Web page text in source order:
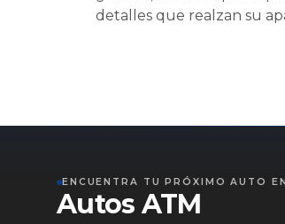
detalles que realzan su
ENCUENTRA TU PRÓXIMO AUTO EN
Autos ATM